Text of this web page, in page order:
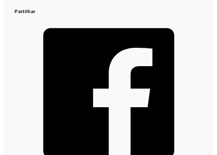
Partilhar